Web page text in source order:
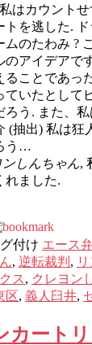
はカウント
トを逃した.
のたわみ ?
アイデアで
ことであっ
ていたとして
う. また、
(抽出) 私は狂
う…
ンしんちゃん,
れました.
付け エース
, 逆転裁判 ,
ス , クレヨン
区, 義人臼井,
カート